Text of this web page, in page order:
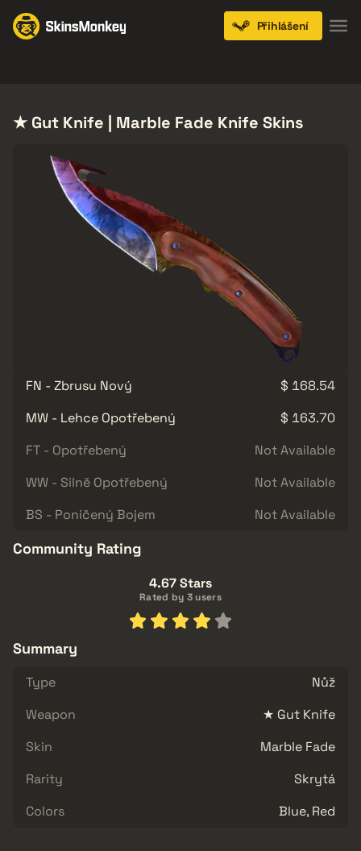
Přihlášení
★ Gut Knife | Marble Fade Knife Skins
FN - Zbrusu Nový
$ 168.54
MW - Lehce Opotřebený
$ 163.70
FT - Opotřebený
Not Available
WW - Silně Opotřebený
Not Available
BS - Poničený Bojem
Not Available
Community Rating
4.67 Stars
Rated by 3 users
Summary
Type
Nůž
Weapon
★ Gut Knife
Skin
Marble Fade
Rarity
Skrytá
Colors
Blue, Red